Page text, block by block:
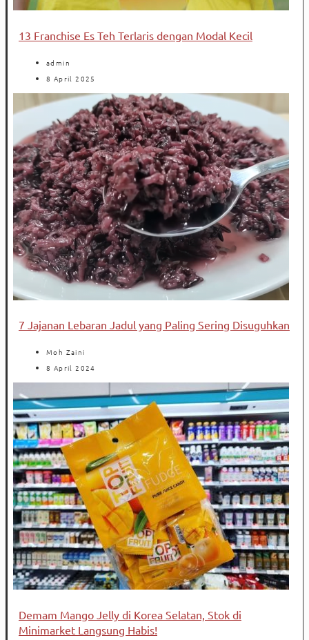
13 Franchise Es Teh Terlaris dengan Modal Kecil
admin
8 April 2025
7 Jajanan Lebaran Jadul yang Paling Sering Disuguhkan
Moh Zaini
8 April 2024
Demam Mango Jelly di Korea Selatan, Stok di
Minimarket Langsung Habis!